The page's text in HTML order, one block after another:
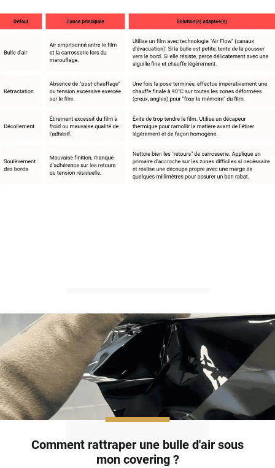
Comment rattraper une bulle d'air sous
mon covering ?